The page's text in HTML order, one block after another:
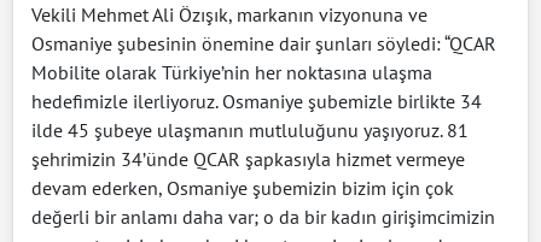
Vekili Mehmet Ali Özışık, markanın vizyonuna ve
Osmaniye şubesinin önemine dair şunları söyledi: “QCAR
Mobilite olarak Türkiye’nin her noktasına ulaşma
hedefimizle ilerliyoruz. Osmaniye şubemizle birlikte 34
ilde 45 şubeye ulaşmanın mutluluğunu yaşıyoruz. 81
şehrimizin 34’ünde QCAR şapkasıyla hizmet vermeye
devam ederken, Osmaniye şubemizin bizim için çok
değerli bir anlamı daha var; o da bir kadın girişimcimizin